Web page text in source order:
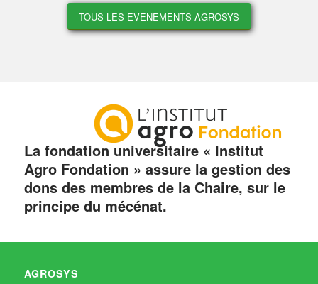
TOUS LES EVENEMENTS AGROSYS
La fondation universitaire « Institut
Agro Fondation » assure la gestion des
dons des membres de la Chaire, sur le
principe du mécénat.
AGROSYS